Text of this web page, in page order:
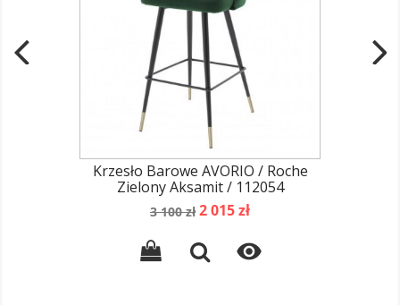
Krzesło Barowe AVORIO / Roche
Zielony Aksamit / 112054
Cena
3 100 zł Cena
2 015 zł
